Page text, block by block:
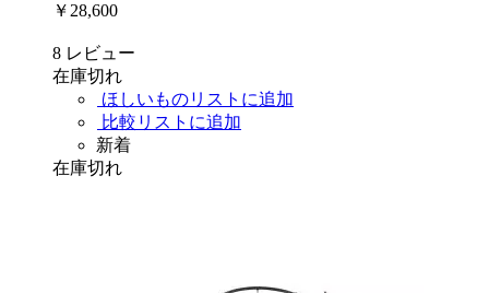
￥28,600
8 レビュー
在庫切れ
ほしいものリストに追加
比較リストに追加
新着
在庫切れ